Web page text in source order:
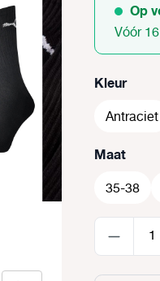
Op
Vóór
Selecteer
Kleur
Antraciet
Selecteer
Maat
35-38